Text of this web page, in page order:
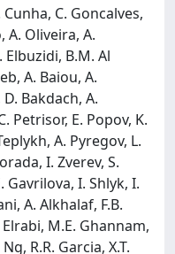
C. Goncalves,
A. Oliveira, A.
B.M. Al
A. Baiou, A.
Bakdach, A.
Petrisor, E. Popov, K.
A. Pyregov, L.
I. Zverev, S.
Gavrilova, I. Shlyk, I.
A. Alkhalaf, F.B.
M.E. Ghannam,
R.R. Garcia, X.T.